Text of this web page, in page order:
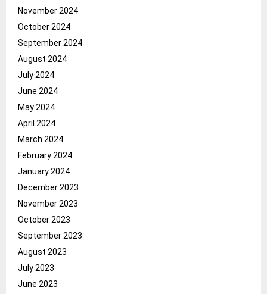
November 2024
October 2024
September 2024
August 2024
July 2024
June 2024
May 2024
April 2024
March 2024
February 2024
January 2024
December 2023
November 2023
October 2023
September 2023
August 2023
July 2023
June 2023